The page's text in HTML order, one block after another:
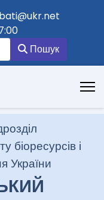
Пошук
біоресурсів і
України